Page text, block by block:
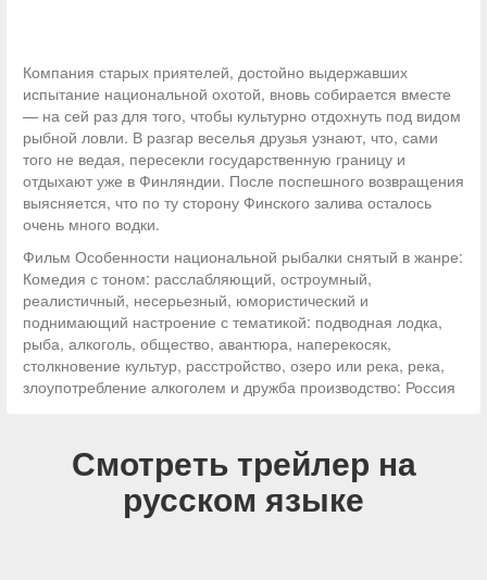
Компания старых приятелей, достойно выдержавших
испытание национальной охотой, вновь собирается вместе
— на сей раз для того, чтобы культурно отдохнуть под видом
рыбной ловли. В разгар веселья друзья узнают, что, сами
того не ведая, пересекли государственную границу и
отдыхают уже в Финляндии. После поспешного возвращения
выясняется, что по ту сторону Финского залива осталось
очень много водки.
Фильм Особенности национальной рыбалки снятый в жанре:
Комедия с тоном: расслабляющий, остроумный,
реалистичный, несерьезный, юмористический и
поднимающий настроение с тематикой: подводная лодка,
рыба, алкоголь, общество, авантюра, наперекосяк,
столкновение культур, расстройство, озеро или река, река,
злоупотребление алкоголем и дружба производство: Россия
Смотреть трейлер на
русском языке